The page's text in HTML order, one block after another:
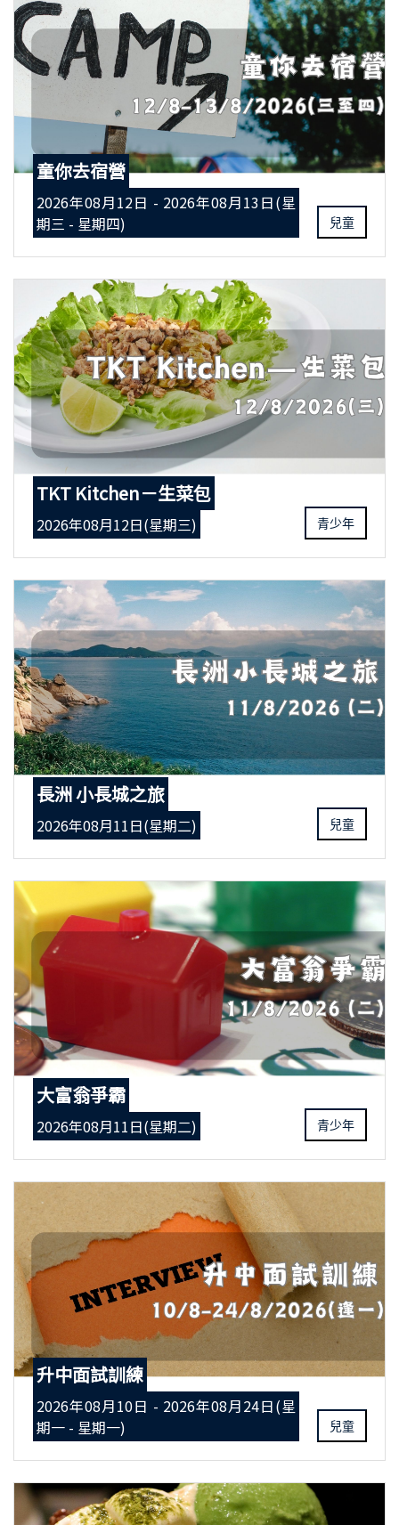
童你去宿營
2026年08月12日 - 2026年08月13日(星
期三 - 星期四)
兒童
TKT Kitchen－生菜包
2026年08月12日(星期三) 青少年
長洲 小長城之旅
2026年08月11日(星期二) 兒童
大富翁爭霸
2026年08月11日(星期二) 青少年
升中面試訓練
2026年08月10日 - 2026年08月24日(星
期一 - 星期一)
兒童